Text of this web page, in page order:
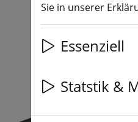
Sie in unserer
Essenziell
Statstik &